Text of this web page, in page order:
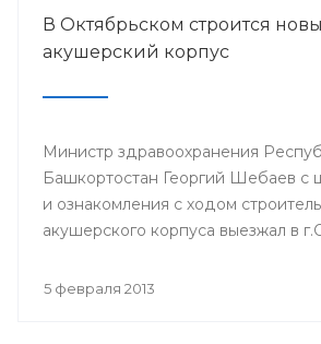
В Октябрьском строится
акушерский корпус
Министр здравоохранения
Башкортостан Георгий Шебаев с
и ознакомления с ходом
акушерского корпуса выезжал в
5 февраля 2013